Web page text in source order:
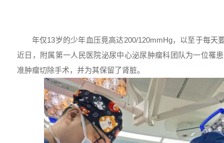
年仅13岁的少年血压竟高达200/120mmHg，以至于每天
近日，附属第一人民医院泌尿中心泌尿肿瘤科团队为一位罹
准肿瘤切除手术，并为其保留了肾脏。